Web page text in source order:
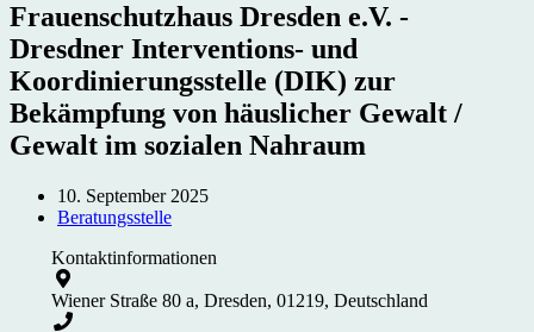
Frauenschutzhaus Dresden e.V. -
Dresdner Interventions- und
Koordinierungsstelle (DIK) zur
Bekämpfung von häuslicher Gewalt /
Gewalt im sozialen Nahraum
10. September 2025
Beratungsstelle
Kontaktinformationen
Wiener Straße 80 a, Dresden, 01219, Deutschland